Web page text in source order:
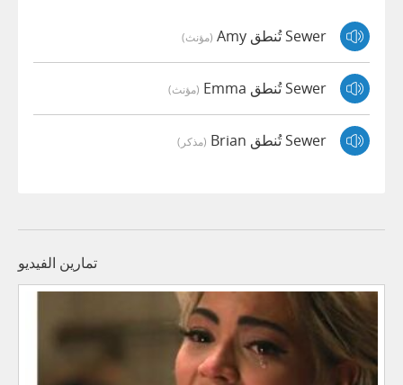
Sewer تُنطق Amy (مؤنث)
Sewer تُنطق Emma (مؤنث)
Sewer تُنطق Brian (مذكر)
تمارين الفيديو